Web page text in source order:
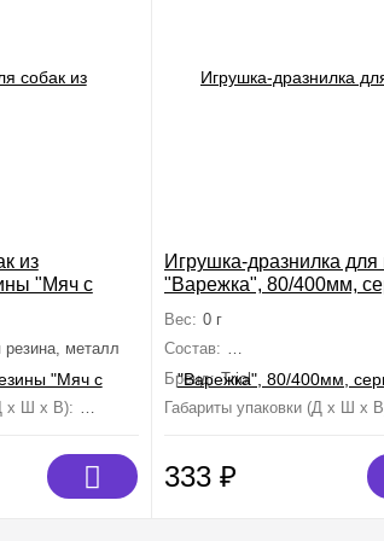
из
"Мяч с
резина, металл
х Ш х В): 0 мм×0 мм×0 мм
Игрушка-дразнилка для
"Варежка", 80/400мм,
Вес: 0 г
Состав: полиэстер,
Бренд: Triol
Габариты упаковки (Д х Ш х
333 ₽